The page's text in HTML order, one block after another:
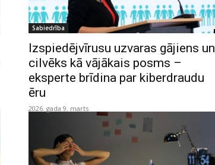
Sabiedrība
Izspiedējvīrusu uzvaras gājiens un
cilvēks kā vājākais posms –
eksperte brīdina par kiberdraudu
ēru
2026. gada 9. marts